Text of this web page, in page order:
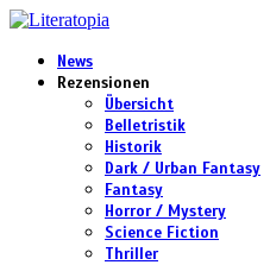
News
Rezensionen
Übersicht
Belletristik
Historik
Dark / Urban Fantasy
Fantasy
Horror / Mystery
Science Fiction
Thriller